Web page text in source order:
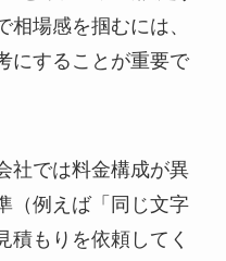
場感を掴むには、
にすることが重要で
社では料金構成が異
（例えば「同じ文字
積もりを依頼してく